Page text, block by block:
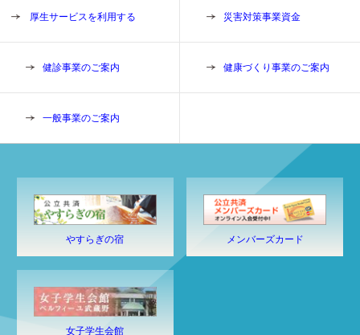
厚生サービスを利用する 災害対策事業資金
健診事業のご案内 健康づくり事業のご案内
一般事業のご案内
やすらぎの宿 メンバーズカード
女子学生会館